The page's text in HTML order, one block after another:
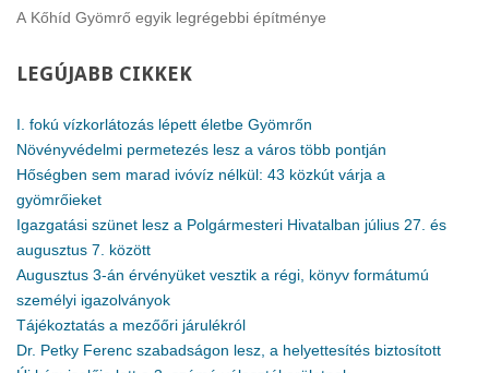
A Kőhíd Gyömrő egyik legrégebbi építménye
LEGÚJABB CIKKEK
I. fokú vízkorlátozás lépett életbe Gyömrőn
Növényvédelmi permetezés lesz a város több pontján
Hőségben sem marad ivóvíz nélkül: 43 közkút várja a
gyömrőieket
Igazgatási szünet lesz a Polgármesteri Hivatalban július 27. és
augusztus 7. között
Augusztus 3-án érvényüket vesztik a régi, könyv formátumú
személyi igazolványok
Tájékoztatás a mezőőri járulékról
Dr. Petky Ferenc szabadságon lesz, a helyettesítés biztosított